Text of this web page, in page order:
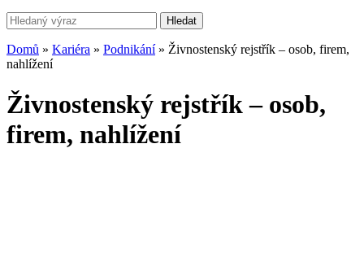
Hledat
Domů » Kariéra » Podnikání» Živnostenský rejstřík – osob, firem,
nahlížení
Živnostenský rejstřík – osob,
firem, nahlížení